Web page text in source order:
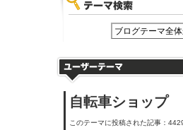
自転車ショップ
このテーマに投稿された記事：